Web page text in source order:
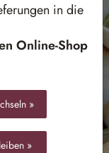
in die
Online-Shop
»
»